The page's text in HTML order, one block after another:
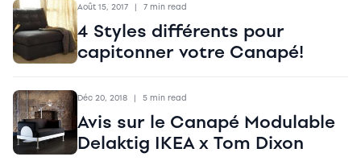
Août 15, 2017 | 7 min read
4 Styles différents pour
capitonner votre Canapé!
Déc 20, 2018 | 5 min read
Avis sur le Canapé Modulable
Delaktig IKEA x Tom Dixon